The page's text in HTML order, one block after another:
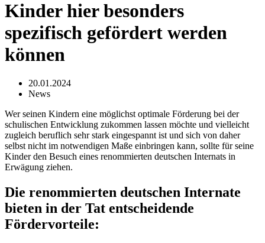
Kinder hier besonders
spezifisch gefördert werden
können
20.01.2024
News
Wer seinen Kindern eine möglichst optimale Förderung bei der
schulischen Entwicklung zukommen lassen möchte und vielleicht
zugleich beruflich sehr stark eingespannt ist und sich von daher
selbst nicht im notwendigen Maße einbringen kann, sollte für seine
Kinder den Besuch eines renommierten deutschen Internats in
Erwägung ziehen.
Die renommierten deutschen Internate
bieten in der Tat entscheidende
Fördervorteile: